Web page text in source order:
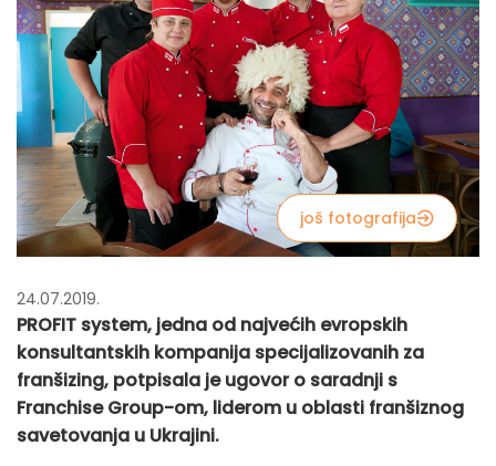
još fotografija
24.07.2019.
PROFIT system, jedna od najvećih evropskih
konsultantskih kompanija specijalizovanih za
franšizing, potpisala je ugovor o saradnji s
Franchise Group-om, liderom u oblasti franšiznog
savetovanja u Ukrajini.